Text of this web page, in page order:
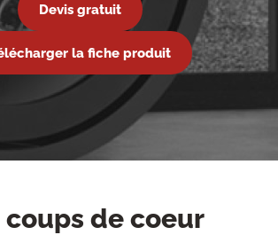
Devis gratuit
la fiche produit
coups de coeur